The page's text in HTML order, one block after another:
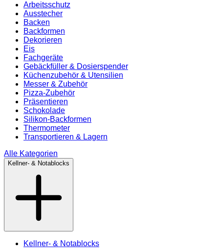
Arbeitsschutz
Ausstecher
Backen
Backformen
Dekorieren
Eis
Fachgeräte
Gebäckfüller & Dosierspender
Küchenzubehör & Utensilien
Messer & Zubehör
Pizza-Zubehör
Präsentieren
Schokolade
Silikon-Backformen
Thermometer
Transportieren & Lagern
Alle Kategorien
Kellner- & Notablocks
Kellner- & Notablocks